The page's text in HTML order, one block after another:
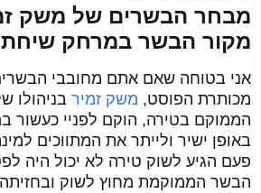
מבחר הבשרים של משק
מקור הבשר במרחק
אני בטוחה שאם אתם מחובבי
מכותרת הפוסט, משק זמיר בניהולו
הממוקם בטירה, הוקם לפניי כעשור
באופן ישיר ולייתר את המתווכים
פעם הגיע לשוק טירה לא יכול היה
הבשר הממוקמת מחוץ לשוק